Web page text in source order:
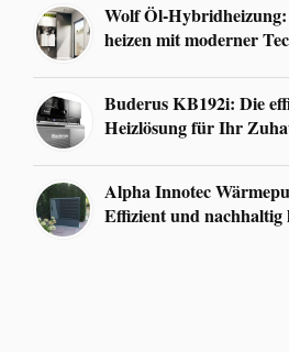
Wolf Öl-
heizen mit moderner
Buderus KB192i: Die
Heizlösung für Ihr
Alpha Innotec
Effizient und nachhaltig